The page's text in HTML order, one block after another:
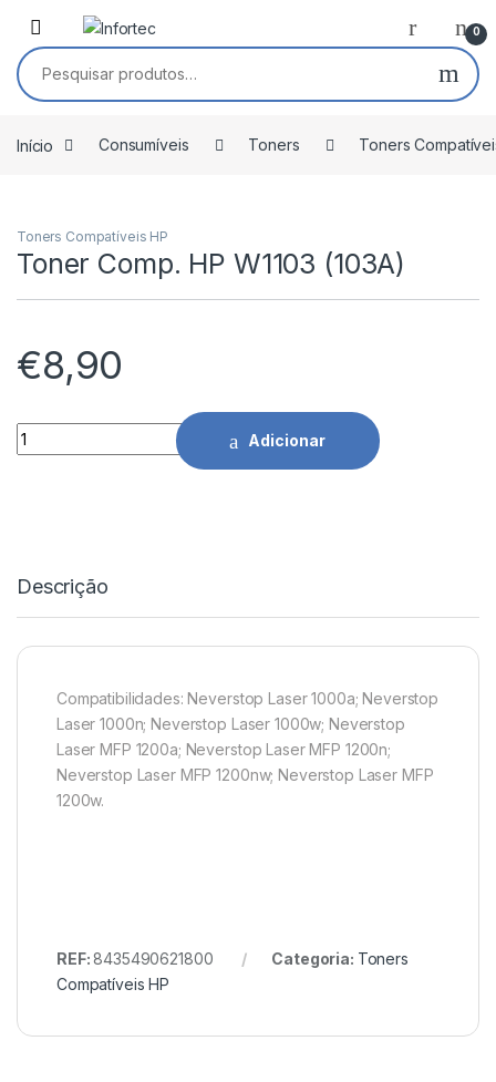
Saltar para navegação
Pular para o conteúdo
0
Pesquisar por:
Início Consumíveis Toners Toners
Toners Compatíveis HP
Toner Comp. HP W1103 (103A)
€8,90
Toner Comp. HP W1103 (103A) quantidade
Adicionar
Descrição
Compatibilidades: Neverstop Laser 1000a; Neverstop
Laser 1000n; Neverstop Laser 1000w; Neverstop
Laser MFP 1200a; Neverstop Laser MFP 1200n;
Neverstop Laser MFP 1200nw; Neverstop Laser MFP
1200w.
REF:8435490621800 Categoria: Toners
Compatíveis HP